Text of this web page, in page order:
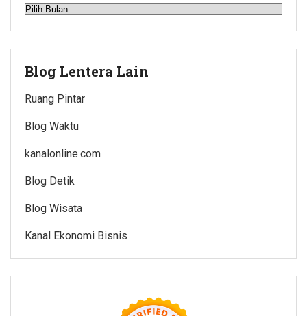
Arsip
Blog Lentera Lain
Ruang Pintar
Blog Waktu
kanalonline.com
Blog Detik
Blog Wisata
Kanal Ekonomi Bisnis